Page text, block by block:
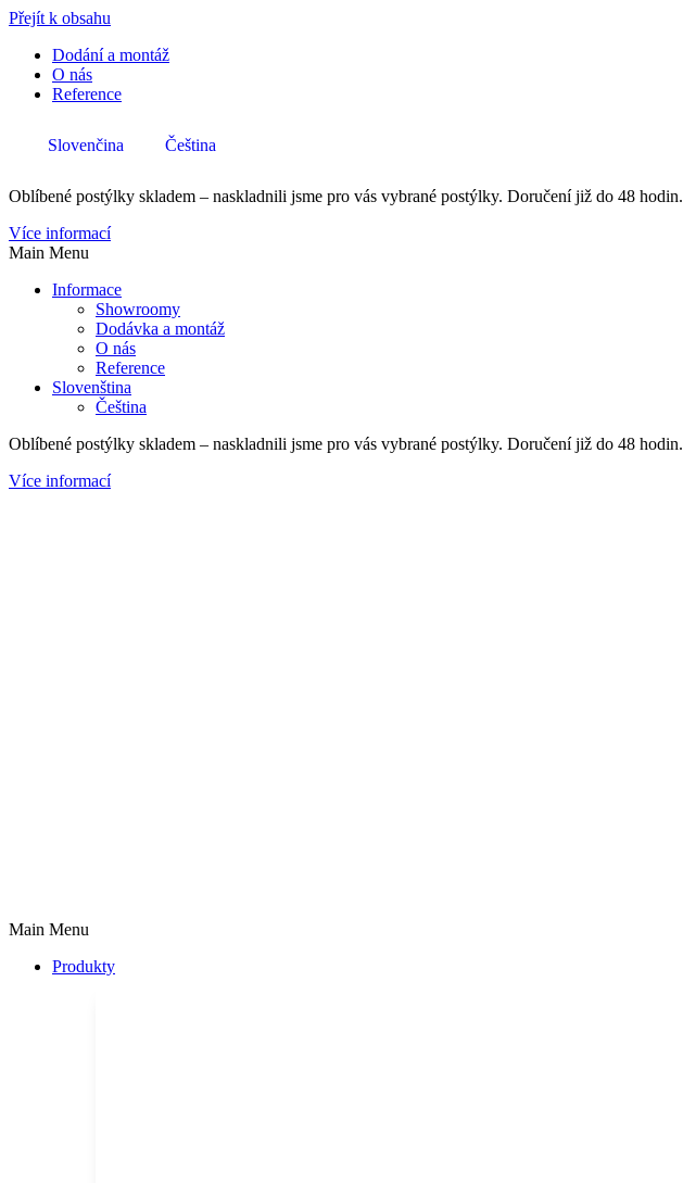
Přejít k obsahu
Dodání a montáž
O nás
Reference
Slovenčina Čeština
Oblíbené postýlky skladem – naskladnili jsme pro vás vybrané postýlky. Doručení již do 48 hodin.
Více informací
Main Menu
Informace
Showroomy
Dodávka a montáž
O nás
Reference
Slovenština
Čeština
Oblíbené postýlky skladem – naskladnili jsme pro vás vybrané postýlky. Doručení již do 48 hodin.
Více informací
Main Menu
Produkty